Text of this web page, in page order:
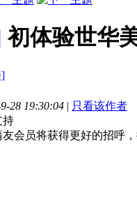
初体验世华
]
28 19:30:04 | 只看该作者
持
会员将获得更好的招呼